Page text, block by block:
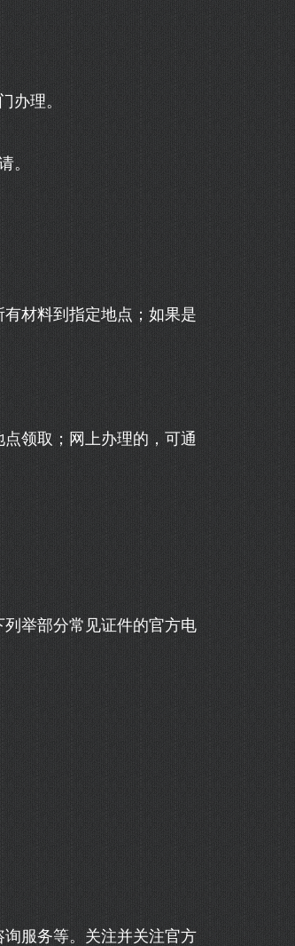
办理。
。
材料到指定地点；如果是
领取；网上办理的，可通
举部分常见证件的官方电
服务等。关注并关注官方